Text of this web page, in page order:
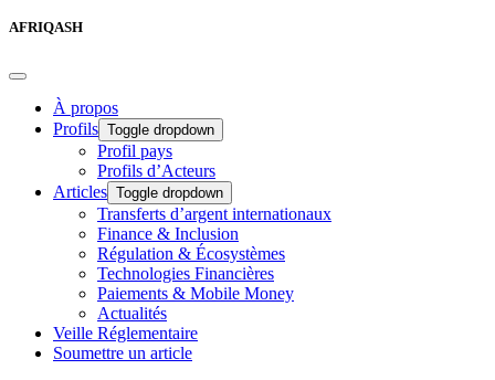
AFRIQASH
À propos
Profils Toggle dropdown
Profil pays
Profils d’Acteurs
Articles Toggle dropdown
Transferts d’argent internationaux
Finance & Inclusion
Régulation & Écosystèmes
Technologies Financières
Paiements & Mobile Money
Actualités
Veille Réglementaire
Soumettre un article